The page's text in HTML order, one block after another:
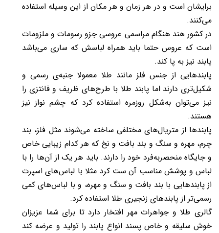
برایشان است و در هر زمان و هر مکان از این وسیله استفاده
می‌کنند.
در کشور هند هنگام مراسمی عروسی جزو رسومات و ملزومات
است که عروس حتما باید همراه لباسش که ساری می‌باشد
پابند نیز به پا کند.
پابندهایی از جنس فلز مانند طلا معمولا جنبه‌ی رسمی و
شکیل‌تری دارند اما پابند طلا با طرح‌های ظریف و فانتزی را
نیز می‌توان به‌شکل روزمره استفاده کرد که چشم نواز نیز
هستند.
پابندها از متریال‌های مختلفی ساخته می‌شوند مثل فلز، بند
چرم، مهره و سنگ و بند بافت و نخ که هر کدام زیبایی خاص
و جایگاه منحصربه‌فرد خود را دارند. باید هر یک از آن‌ها را با
لباس و پوشش مناسب آن ست کرد مثلا با لباس‌های اسپرت
از پابند‌هایی با بند بافت و سنگ و مهره، و با لباس‌های کمی
رسمی‌تر از پابند‌های زنجیری طلا استفاده کرد.
گالری طلا و جواهرات مهر افتخار دارد تا برای شما عزیزان
خوش سلیقه و خاص پسند انواع پابند را تولید و عرضه کند